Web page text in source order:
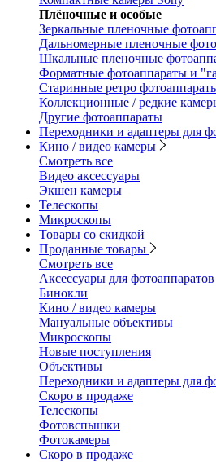
Плёночные и особые
Зеркальные пленочные
Дальномерные пленочные
Шкальные пленочные
Форматные фотоаппараты и
Старинные ретро
Коллекционные / редкие
Другие фотоаппараты
Переходники и адаптеры для
Кино / видео камеры
Смотреть все
Видео аксессуары
Экшен камеры
Телескопы
Микроскопы
Товары со скидкой
Проданные товары
Смотреть все
Аксессуары для
Бинокли
Кино / видео камеры
Мануальные объективы
Микроскопы
Новые поступления
Объективы
Переходники и адаптеры для
Скоро в продаже
Телескопы
Фотовспышки
Фотокамеры
Скоро в продаже